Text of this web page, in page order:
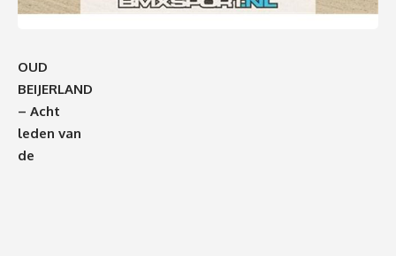
OUD
BEIJERLAND
– Acht
leden van
de